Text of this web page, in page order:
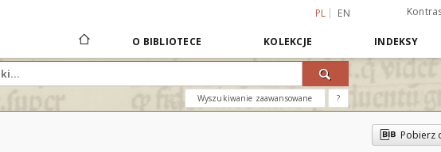
PL EN
O BIBLIOTECE KOLEKCJE INDEKSY
Wyszukiwanie zaawansowane ?
Pobierz